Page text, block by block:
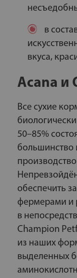
в
вкуса,
Acana и
Все сухие
50–85%
большинство
обеспечить
фермерами и
в
Champion
из наших
выделенных